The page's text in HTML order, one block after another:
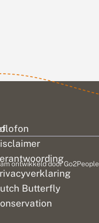
Butterfly
ontwikkeld doorGo2People